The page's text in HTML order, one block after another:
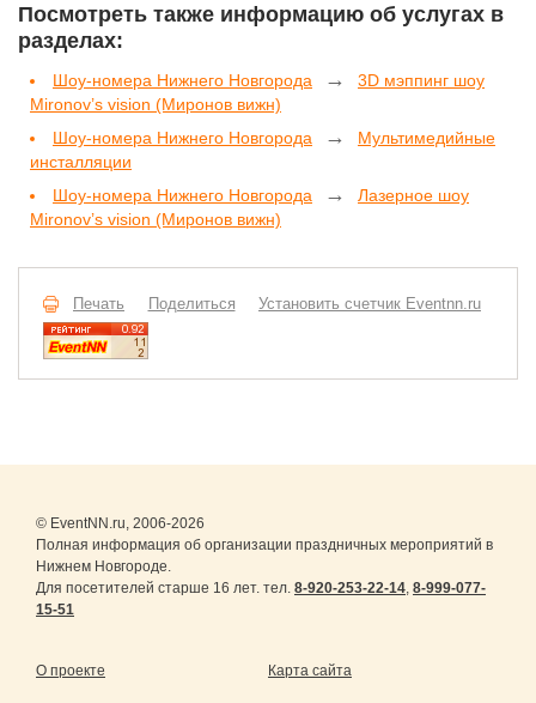
Посмотреть также информацию об услугах в
разделах:
Шоу-номера Нижнего Новгорода →
3D мэппинг шоу
Mironov’s vision (Миронов вижн)
Шоу-номера Нижнего Новгорода
→
Мультимедийные
инсталляции
Шоу-номера Нижнего Новгорода
→
Лазерное шоу
Mironov’s vision (Миронов вижн)
Печать Поделиться Установить счетчик Eventnn.ru
© EventNN.ru, 2006-2026
Полная информация об организации праздничных мероприятий в
Нижнем Новгороде.
Для посетителей старше 16 лет. тел. 8-920-253-22-14 8-999-077-
15-51
О проекте Карта сайта